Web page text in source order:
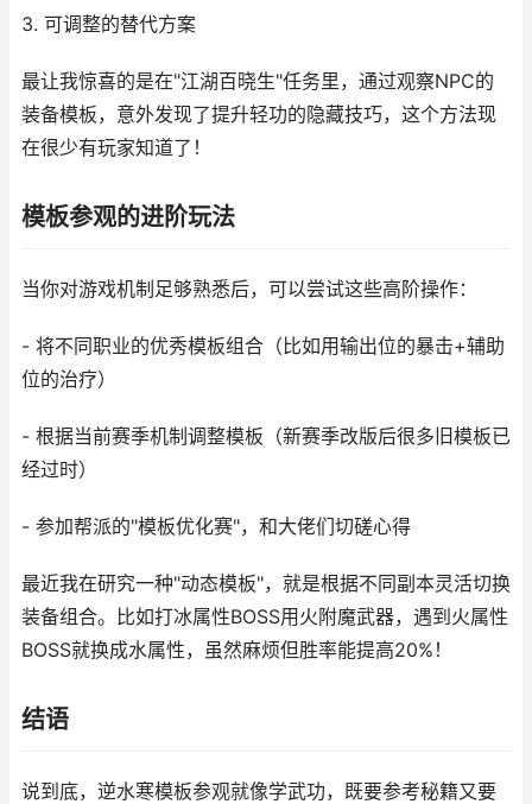
3. 可调整的替代方案
最让我惊喜的是在"江湖百晓生"任务里，通过观察NPC的
装备模板，意外发现了提升轻功的隐藏技巧，这个方法现
在很少有玩家知道了！
模板参观的进阶玩法
当你对游戏机制足够熟悉后，可以尝试这些高阶操作：
- 将不同职业的优秀模板组合（比如用输出位的暴击+辅助
位的治疗）
- 根据当前赛季机制调整模板（新赛季改版后很多旧模板已
经过时）
- 参加帮派的"模板优化赛"，和大佬们切磋心得
最近我在研究一种"动态模板"，就是根据不同副本灵活切换
装备组合。比如打冰属性BOSS用火附魔武器，遇到火属性
BOSS就换成水属性，虽然麻烦但胜率能提高20%！
结语
说到底，逆水寒模板参观就像学武功，既要参考秘籍又要